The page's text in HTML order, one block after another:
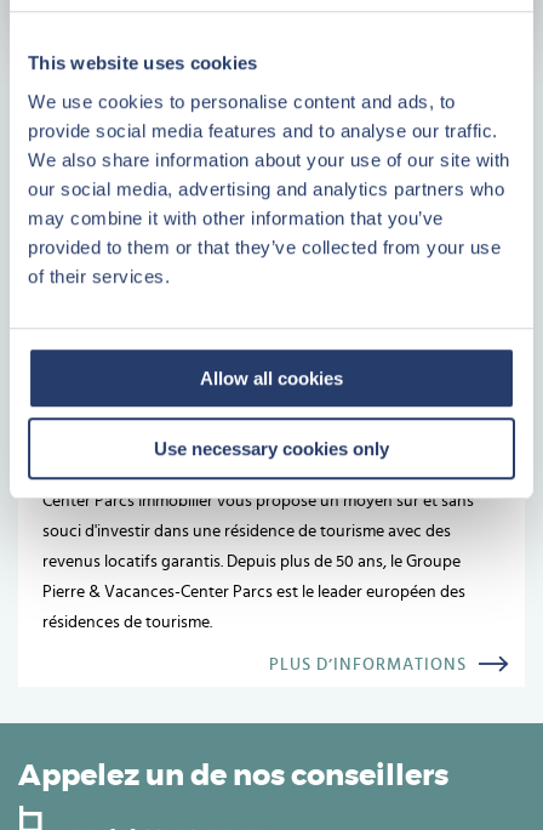
This website uses cookies
We use cookies to personalise content and ads, to
provide social media features and to analyse our traffic.
We also share information about your use of our site with
our social media, advertising and analytics partners who
may combine it with other information that you’ve
provided to them or that they’ve collected from your use
of their services.
Allow all cookies
Use necessary cookies only
Pourquoi investir dans l'immobilier
Un investissement tangible
Vous savez où va votre argent
PLUS D’INFORMATIONS
Center Parcs
Center Parcs Immobilier vous propose un moyen sûr et sans
souci d'investir dans une résidence de tourisme avec des
revenus locatifs garantis. Depuis plus de 50 ans, le Groupe
Pierre & Vacances-Center Parcs est le leader européen des
résidences de tourisme.
PLUS D’INFORMATIONS
Appelez un de nos conseillers